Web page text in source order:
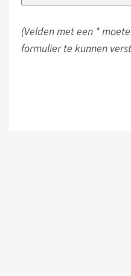
(Velden met een *
formulier te kunnen